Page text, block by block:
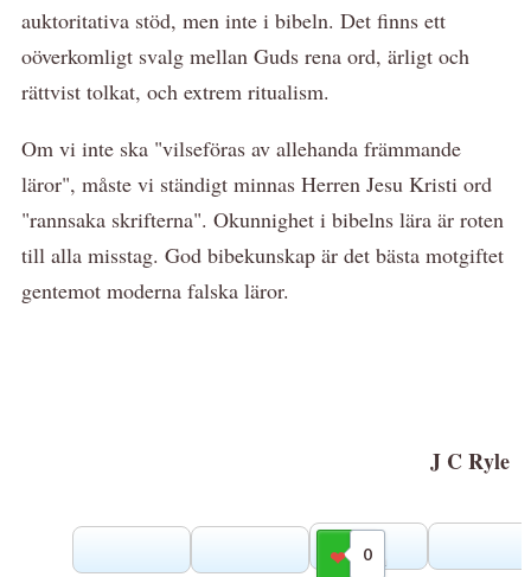
auktoritativa stöd, men inte i bibeln. Det finns ett
oöverkomligt svalg mellan Guds rena ord, ärligt och
rättvist tolkat, och extrem ritualism.
Om vi inte ska "vilseföras av allehanda främmande
läror", måste vi ständigt minnas Herren Jesu Kristi ord
"rannsaka skrifterna". Okunnighet i bibelns lära är roten
till alla misstag. God bibekunskap är det bästa motgiftet
gentemot moderna falska läror.
J C Ryle
0
Gilla